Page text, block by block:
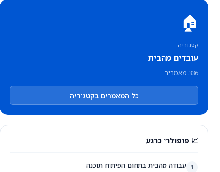
🏠
קטגוריה
עובדים מהבית
336 מאמרים
כל המאמרים בקטגוריה
📈 פופולרי כרגע
1 עבודה מהבית בתחום הפיתוח תוכנה